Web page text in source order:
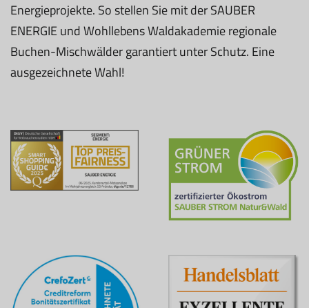
Energieprojekte. So stellen Sie mit der SAUBER
ENERGIE und Wohllebens Waldakademie regionale
Buchen-Mischwälder garantiert unter Schutz. Eine
ausgezeichnete Wahl!